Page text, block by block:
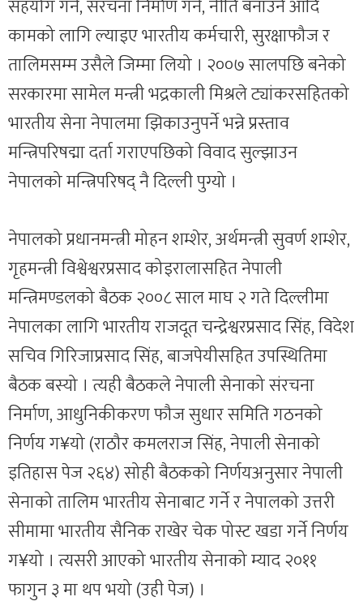
सहयोग गर्ने, संरचना निर्माण गर्ने, नीति बनाउने आदि
कामको लागि ल्याइए भारतीय कर्मचारी, सुरक्षाफौज र
तालिमसम्म उसैले जिम्मा लियो । २००७ सालपछि बनेको
सरकारमा सामेल मन्त्री भद्रकाली मिश्रले ट्यांकरसहितको
भारतीय सेना नेपालमा झिकाउनुपर्ने भन्ने प्रस्ताव
मन्त्रिपरिषद्मा दर्ता गराएपछिको विवाद सुल्झाउन
नेपालको मन्त्रिपरिषद् नै दिल्ली पुग्यो ।
नेपालको प्रधानमन्त्री मोहन शम्शेर, अर्थमन्त्री सुवर्ण शम्शेर,
गृहमन्त्री विश्वेश्वरप्रसाद कोइरालासहित नेपाली
मन्त्रिमण्डलको बैठक २००८ साल माघ २ गते दिल्लीमा
नेपालका लागि भारतीय राजदूत चन्द्रेश्वरप्रसाद सिंह, विदेश
सचिव गिरिजाप्रसाद सिंह, बाजपेयीसहित उपस्थितिमा
बैठक बस्यो । त्यही बैठकले नेपाली सेनाको संरचना
निर्माण, आधुनिकीकरण फौज सुधार समिति गठनको
निर्णय ग¥यो (राठौर कमलराज सिंह, नेपाली सेनाको
इतिहास पेज २६४) सोही बैठकको निर्णयअनुसार नेपाली
सेनाको तालिम भारतीय सेनाबाट गर्ने र नेपालको उत्तरी
सीमामा भारतीय सैनिक राखेर चेक पोस्ट खडा गर्ने निर्णय
ग¥यो । त्यसरी आएको भारतीय सेनाको म्याद २०११
फागुन ३ मा थप भयो (उही पेज) ।